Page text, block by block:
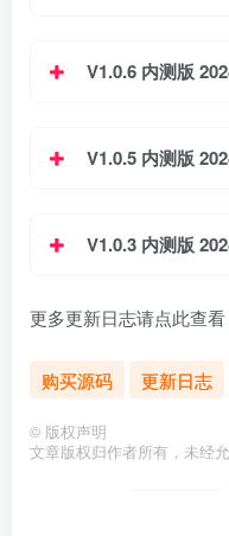
V1.0.6 内测版
V1.0.5 内测版
V1.0.3 内测版
更多更新日志请点此查看
购买源码 更新日志
© 版权声明
文章版权归作者所有，未经允